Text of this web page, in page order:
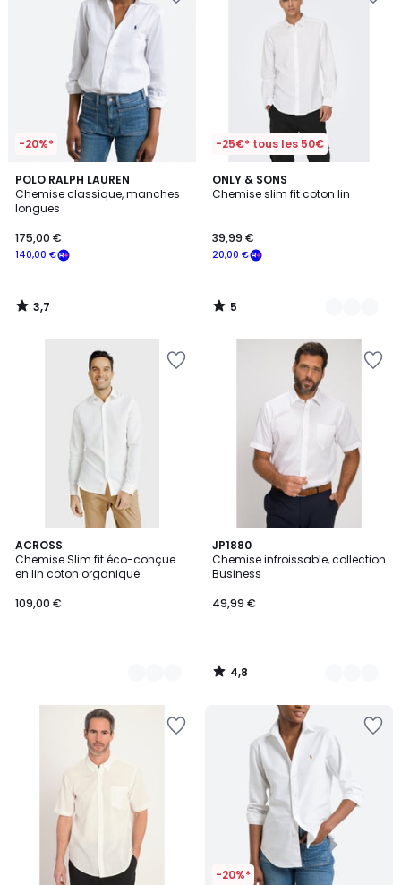
-20%*
POLO RALPH LAUREN
Chemise classique, manches
longues
140,00 €
175,00 €
3,7
/ 5
3,7
/
-25€* tous les 50€
ONLY & SONS
Chemise slim fit coton lin
20,00 €
39,99 €
5
/
4
Couleurs
5
/
ACROSS
Chemise Slim fit éco-conçue
en lin coton organique
109,00 €
3
Couleurs
JP1880
Chemise infroissable, collection
Business
49,99 €
4,8
/ 5
4
Couleurs
4,8
/
-20%*